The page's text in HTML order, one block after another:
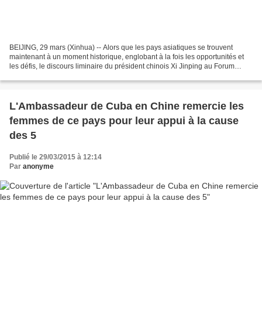
BEIJING, 29 mars (Xinhua) -- Alors que les pays asiatiques se trouvent
maintenant à un moment historique, englobant à la fois les opportunités et
les défis, le discours liminaire du président chinois Xi Jinping au Forum
L'Ambassadeur de Cuba en Chine remercie les
femmes de ce pays pour leur appui à la cause
des 5
Publié le 29/03/2015 à 12:14
Par anonyme